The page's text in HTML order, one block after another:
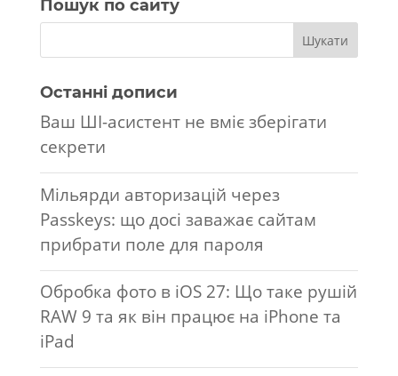
Пошук по сайту
Останні дописи
Ваш ШІ-асистент не вміє зберігати
секрети
Мільярди авторизацій через
Passkeys: що досі заважає сайтам
прибрати поле для пароля
Обробка фото в iOS 27: Що таке рушій
RAW 9 та як він працює на iPhone та
iPad